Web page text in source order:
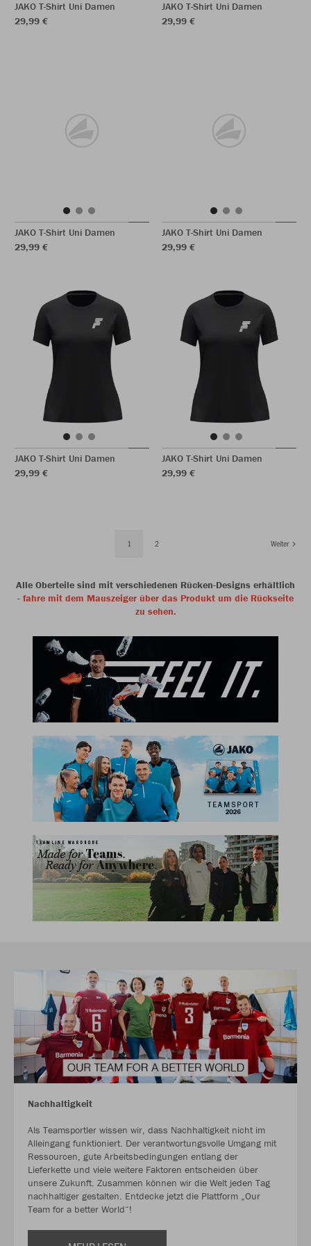
JAKO T-Shirt Uni Damen
29,99 €
JAKO T-Shirt Uni Damen
29,99 €
JAKO T-Shirt Uni Damen
29,99 €
JAKO T-Shirt Uni Damen
29,99 €
JAKO T-Shirt Uni Damen
29,99 €
JAKO T-Shirt Uni Damen
29,99 €
1 2 Weiter
Alle Oberteile sind mit verschiedenen Rücken-Designs erhältlich
- fahre mit dem Mauszeiger über das Produkt um die Rückseite
zu sehen.
Nachhaltigkeit
Als Teamsportler wissen wir, dass Nachhaltigkeit nicht im
Alleingang funktioniert. Der verantwortungsvolle Umgang mit
Ressourcen, gute Arbeitsbedingungen entlang der
Lieferkette und viele weitere Faktoren entscheiden über
unsere Zukunft. Zusammen können wir die Welt jeden Tag
nachhaltiger gestalten. Entdecke jetzt die Plattform „Our
Team for a better World“!